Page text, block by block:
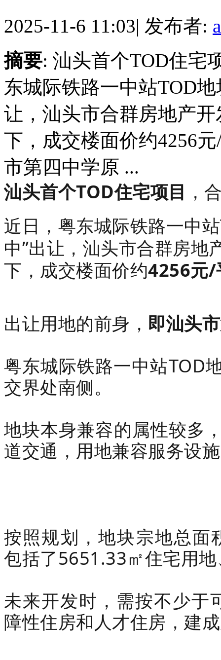
2025-11-6 11:03| 发布者:
摘要: 汕头首个TOD住宅
东城际铁路一中站TOD
让，汕头市合群房地产
下，成交楼面价约4256
市第四中学原 ...
汕头首个TOD住宅项目 ，
近日，粤东城际铁路一中
中”出让， 汕头市合群房地
下，成交楼面价约4256元/
出让用地的前身， 即汕头
粤东城际铁路一中站TOD
交界处南侧。
地块本身兼容的属性较多
道交通，用地兼容服务设
按照规划，地块宗地总面
包括了5651.33㎡住宅用
未来开发时，需按不少于
障性住房和人才住房，建